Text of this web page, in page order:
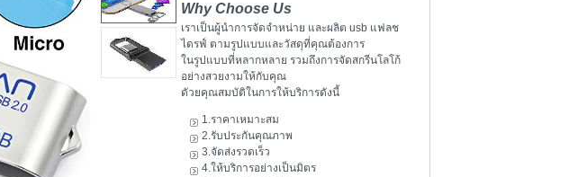
Why Choose Us
เราเป็นผู้นำการจัดจำหน่าย และผลิต usb แฟลช
ไดรฟ์ ตามรูปแบบและวัสดุที่คุณต้องการ
ในรูปแบบที่หลากหลาย รวมถึงการจัดสกรีนโลโก้
อย่างสวยงามให้กับคุณ
ดัวยคุณสมบัติในการให้บริการดังนี้
1.ราคาเหมาะสม
2.รับประกันคุณภาพ
3.จัดส่งรวดเร็ว
4.ให้บริการอย่างเป็นมิตร